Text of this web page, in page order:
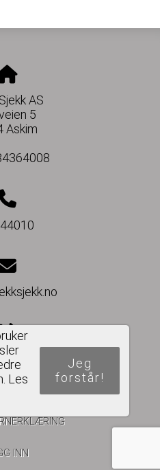
AS
5
Askim
Les
Jeg
forstår!
INN